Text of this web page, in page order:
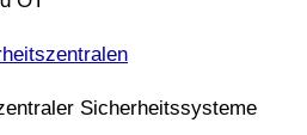
Sicherheitssysteme